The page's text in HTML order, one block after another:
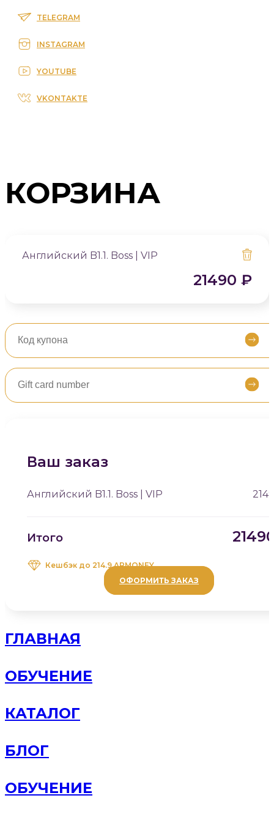
TELEGRAM
INSTAGRAM
YOUTUBE
VKONTAKTE
КОРЗИНА
Английский B1.1. Boss | VIP
21490 ₽
Ваш заказ
Английский B1.1. Boss | VIP
Итого
Кешбэк до 214.9 ARMONEY
ОФОРМИТЬ ЗАКАЗ
ГЛАВНАЯ
ОБУЧЕНИЕ
КАТАЛОГ
БЛОГ
ОБУЧЕНИЕ